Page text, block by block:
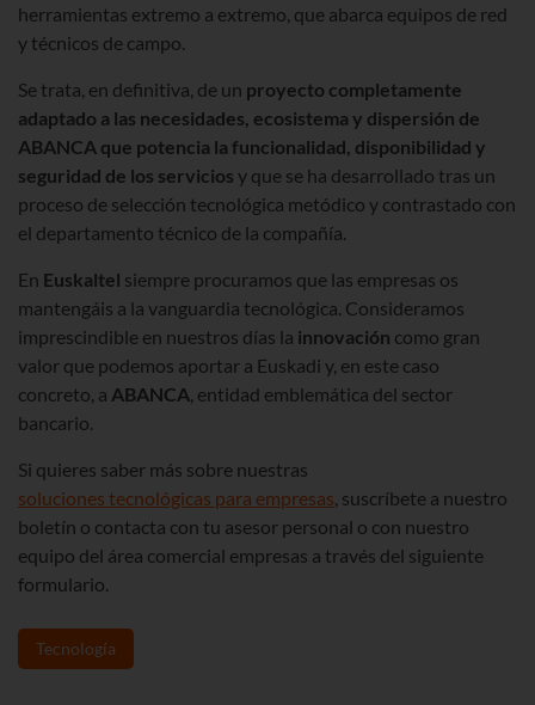
herramientas extremo a extremo, que abarca equipos de red
y técnicos de campo.
Se trata, en definitiva, de un proyecto completamente
adaptado a las necesidades, ecosistema y dispersión de
ABANCA que potencia la funcionalidad, disponibilidad y
seguridad de los servicios y que se ha desarrollado tras un
proceso de selección tecnológica metódico y contrastado con
el departamento técnico de la compañía.
En Euskaltel siempre procuramos que las empresas os
mantengáis a la vanguardia tecnológica. Consideramos
imprescindible en nuestros días la innovación como gran
valor que podemos aportar a Euskadi y, en este caso
concreto, a ABANCA, entidad emblemática del sector
bancario.
Si quieres saber más sobre nuestras
soluciones tecnológicas para empresas, suscríbete a nuestro
boletín o contacta con tu asesor personal o con nuestro
equipo del área comercial empresas a través del siguiente
formulario.
Tecnología